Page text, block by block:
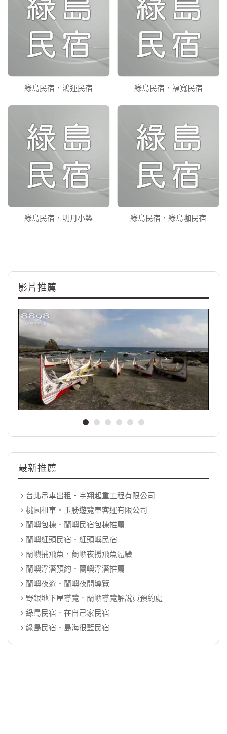
綠島民宿．鴻運民宿 綠島民宿．福寬民宿
綠島民宿．明月小築 綠島民宿．綠島咖民宿
影片推薦
最新推薦
台北吊車出租‧宇翔起重工程有限公司
桃園租車‧玉勝遊覽車客運有限公司
蘭嶼包棟．蘭嶼民宿包棟推薦
蘭嶼紅頭民宿．紅頭嶼民宿
蘭嶼捕飛魚．蘭嶼夜撈飛魚體驗
蘭嶼浮潛預約．蘭嶼浮潛推薦
蘭嶼夜遊．蘭嶼夜間導覽
野銀地下屋導覽．蘭嶼導覽解說員預約處
綠島民宿．在自己家民宿
綠島民宿．島海很藍民宿